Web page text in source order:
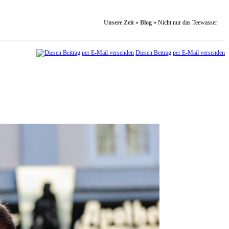
Unsere Zeit » Blog » Nicht nur das Teewasser
Diesen Beitrag per E-Mail versenden